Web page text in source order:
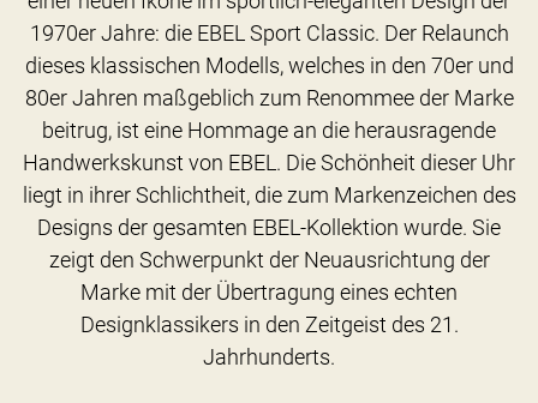
1970er Jahre: die EBEL Sport Classic. Der Relaunch
dieses klassischen Modells, welches in den 70er und
80er Jahren maßgeblich zum Renommee der Marke
beitrug, ist eine Hommage an die herausragende
Handwerkskunst von EBEL. Die Schönheit dieser Uhr
liegt in ihrer Schlichtheit, die zum Markenzeichen des
Designs der gesamten EBEL-Kollektion wurde. Sie
zeigt den Schwerpunkt der Neuausrichtung der
Marke mit der Übertragung eines echten
Designklassikers in den Zeitgeist des 21.
Jahrhunderts.